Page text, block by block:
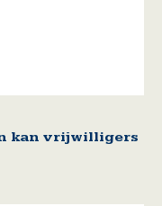
kan vrijwilligers